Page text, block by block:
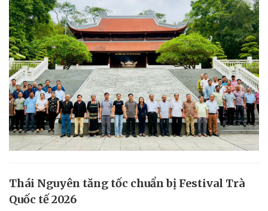
Thái Nguyên tăng tốc chuẩn bị Festival Trà
Quốc tế 2026